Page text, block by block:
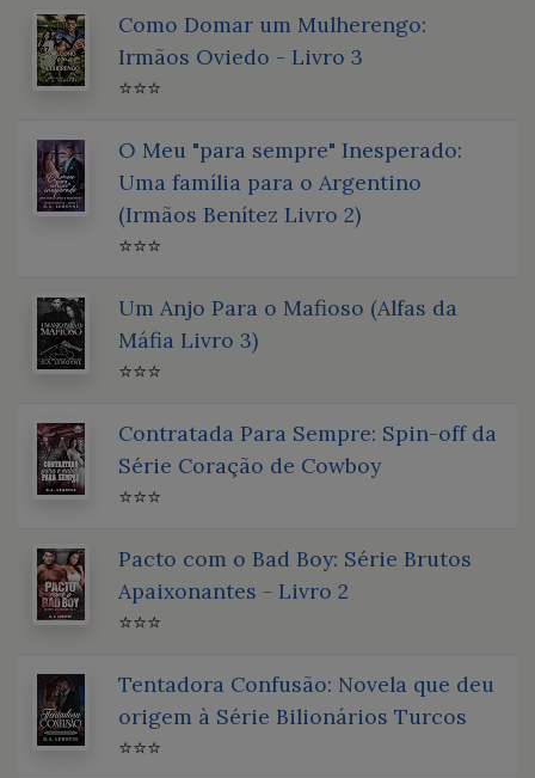
Como Domar um Mulherengo:
Irmãos Oviedo - Livro 3
⭐⭐⭐
O Meu "para sempre" Inesperado:
Uma família para o Argentino
(Irmãos Benítez Livro 2)
⭐⭐⭐
Um Anjo Para o Mafioso (Alfas da
Máfia Livro 3)
⭐⭐⭐
Contratada Para Sempre: Spin-off da
Série Coração de Cowboy
⭐⭐⭐
Pacto com o Bad Boy: Série Brutos
Apaixonantes - Livro 2
⭐⭐⭐
Tentadora Confusão: Novela que deu
origem à Série Bilionários Turcos
⭐⭐⭐